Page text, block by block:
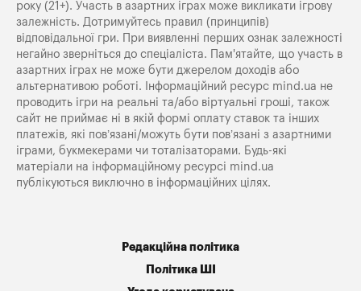
року (21+). Участь в азартних іграх може викликати ігрову
залежність. Дотримуйтесь правил (принципів)
відповідальної гри. При виявленні перших ознак залежності
негайно зверніться до спеціаліста. Пам'ятайте, що участь в
азартних іграх не може бути джерелом доходів або
альтернативою роботі. Інформаційний ресурс mind.ua не
проводить ігри на реальні та/або віртуальні гроші, також
сайт не приймає ні в якій формі оплату ставок та інших
платежів, які пов’язані/можуть бути пов’язані з азартними
іграми, букмекерами чи тоталізаторами. Будь-які
матеріали на інформаційному ресурсі mind.ua
публікуються виключно в інформаційних цілях.
Редакційна політика
Політика ШІ